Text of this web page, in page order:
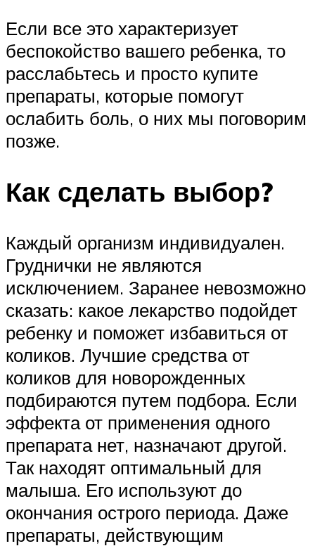
Если все это характеризует
беспокойство вашего ребенка, то
расслабьтесь и просто купите
препараты, которые помогут
ослабить боль, о них мы поговорим
позже.
Как сделать выбор?
Каждый организм индивидуален.
Груднички не являются
исключением. Заранее невозможно
сказать: какое лекарство подойдет
ребенку и поможет избавиться от
коликов. Лучшие средства от
коликов для новорожденных
подбираются путем подбора. Если
эффекта от применения одного
препарата нет, назначают другой.
Так находят оптимальный для
малыша. Его используют до
окончания острого периода. Даже
препараты, действующим